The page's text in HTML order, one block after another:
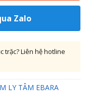
Zalo
trặc? Liên hệ hotline
LY TÂM EBARA